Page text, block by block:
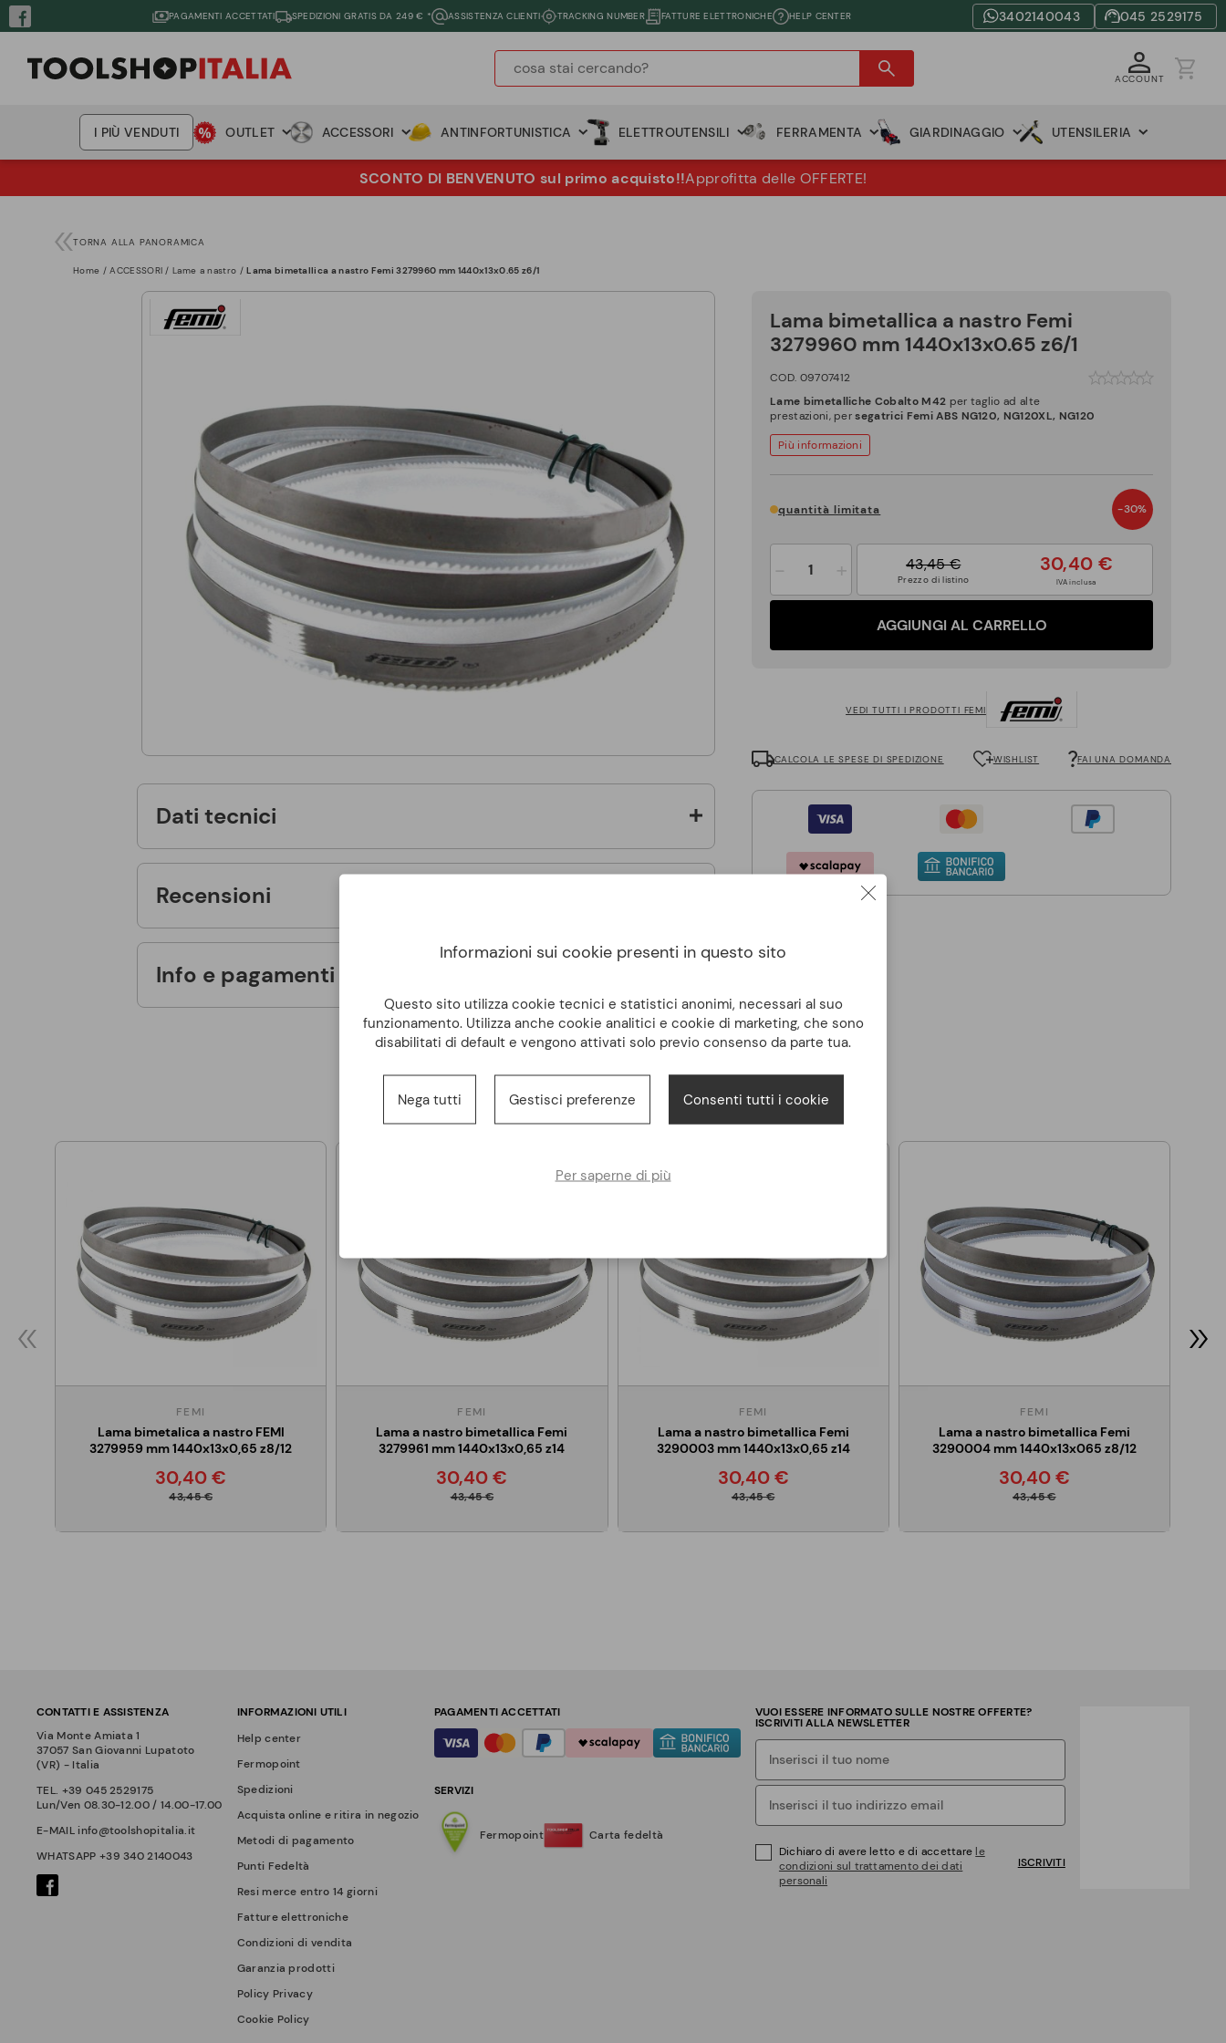
PAGAMENTI ACCETTATI SPEDIZIONI GRATIS DA 249 € * ASSISTENZA CLIENTI TRACKING NUMBER FATTURE ELETTRONICHE HELP CENTER 3402140043 045 2529175
ACCOUNT
I PIÙ VENDUTI OUTLET ACCESSORI ANTINFORTUNISTICA ELETTROUTENSILI FERRAMENTA GIARDINAGGIO UTENSILERIA
SCONTO DI BENVENUTO sul primo acquisto!!Approfitta delle OFFERTE!
TORNA ALLA PANORAMICA
Home ACCESSORI Lame a nastro Lama bimetallica a nastro Femi 3279960 mm 1440x13x0.65 z6/1
Lama bimetallica a nastro Femi
3279960 mm 1440x13x0.65 z6/1
COD. 09707412
Lame bimetalliche Cobalto M42 per taglio ad alte
prestazioni, persegatrici Femi ABS NG120, NG120XL, NG120
Più informazioni
quantità limitata -30%
- + 43,45 €
Prezzo di listino
30,40 €
IVA inclusa
AGGIUNGI AL CARRELLO
VEDI TUTTI I PRODOTTI FEMI
CALCOLA LE SPESE DI SPEDIZIONE WISHLIST FAI UNA DOMANDA
Dati tecnici
Recensioni
Info e pagamenti
Altri clienti hanno acquistato anche
FEMI
Lama bimetalica a nastro FEMI
3279959 mm 1440x13x0,65 z8/12
30,40 €
43,45 €
FEMI
Lama a nastro bimetallica Femi
3279961 mm 1440x13x0,65 z14
30,40 €
43,45 €
FEMI
Lama a nastro bimetallica Femi
3290003 mm 1440x13x0,65 z14
30,40 €
43,45 €
FEMI
Lama a nastro bimetallica Femi
3290004 mm 1440x13x065 z8/12
30,40 €
43,45 €
CONTATTI E ASSISTENZA
Via Monte Amiata 1
37057 San Giovanni Lupatoto
(VR) - Italia
TEL. +39 045 2529175
Lun/Ven 08.30-12.00 / 14.00-17.00
E-MAIL info@toolshopitalia.it
WHATSAPP +39 340 2140043
INFORMAZIONI UTILI
Help center
Fermopoint
Spedizioni
Acquista online e ritira in negozio
Metodi di pagamento
Punti Fedeltà
Resi merce entro 14 giorni
Fatture elettroniche
Condizioni di vendita
Garanzia prodotti
Policy Privacy
Cookie Policy
PAGAMENTI ACCETTATI
SERVIZI
Fermopoint Carta fedeltà
VUOI ESSERE INFORMATO SULLE NOSTRE OFFERTE?
ISCRIVITI ALLA NEWSLETTER
Dichiaro di avere letto e di accettare le
condizioni sul trattamento dei dati
personali
ISCRIVITI
Informazioni sui cookie presenti in questo sito
Questo sito utilizza cookie tecnici e statistici anonimi, necessari al suo
funzionamento. Utilizza anche cookie analitici e cookie di marketing, che sono
disabilitati di default e vengono attivati solo previo consenso da parte tua.
Nega tutti Gestisci preferenze Consenti tutti i cookie
Per saperne di più